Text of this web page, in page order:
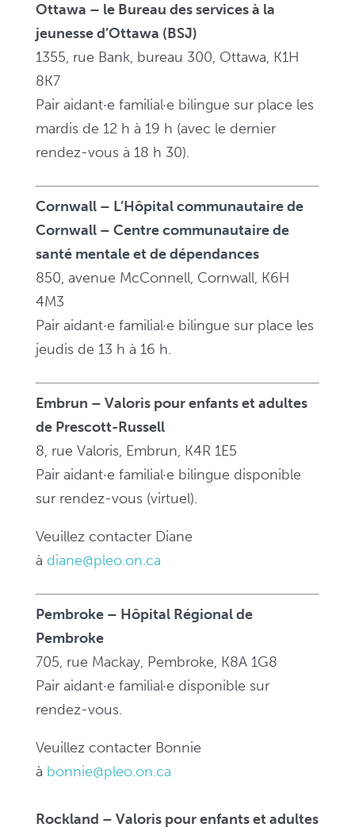
Ottawa – le Bureau des services à la
jeunesse d’Ottawa (BSJ)
1355, rue Bank, bureau 300, Ottawa, K1H
8K7
Pair aidant·e familial·e bilingue sur place les
mardis de 12 h à 19 h (avec le dernier
rendez-vous à 18 h 30).
Cornwall – L’Hôpital communautaire de
Cornwall – Centre communautaire de
santé mentale et de dépendances
850, avenue McConnell, Cornwall, K6H
4M3
Pair aidant·e familial·e bilingue sur place les
jeudis de 13 h à 16 h.
Embrun – Valoris pour enfants et adultes
de Prescott-Russell
8, rue Valoris, Embrun, K4R 1E5
Pair aidant·e familial·e bilingue disponible
sur rendez-vous (virtuel).
Veuillez contacter Diane
à diane@pleo.on.ca
Pembroke – Hôpital Régional de
Pembroke
705, rue Mackay, Pembroke, K8A 1G8
Pair aidant·e familial·e disponible sur
rendez-vous.
Veuillez contacter Bonnie
à bonnie@pleo.on.ca
Rockland – Valoris pour enfants et adultes